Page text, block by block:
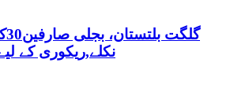
نکلے,ریکوری کے